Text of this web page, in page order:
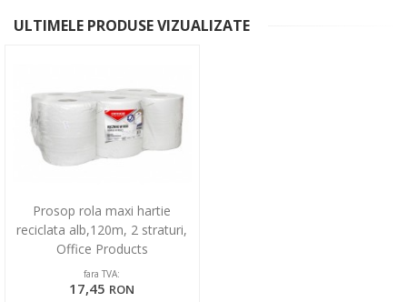
ULTIMELE PRODUSE VIZUALIZATE
Prosop rola maxi hartie
reciclata alb,120m, 2 straturi,
Office Products
fara TVA:
17,45 RON